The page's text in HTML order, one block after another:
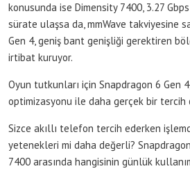
konusunda ise Dimensity 7400, 3.27
sürate ulaşsa da, mmWave takviyesine
Gen 4, geniş bant genişliği gerektiren
irtibat kuruyor.
Oyun tutkunları için Snapdragon 6 Gen
optimizasyonu ile daha gerçek bir tercih
Sizce akıllı telefon tercih ederken
yetenekleri mi daha değerli?
7400 arasında hangisinin günlük